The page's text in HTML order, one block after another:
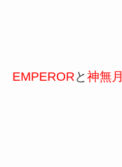
EMPEROR と 神無月